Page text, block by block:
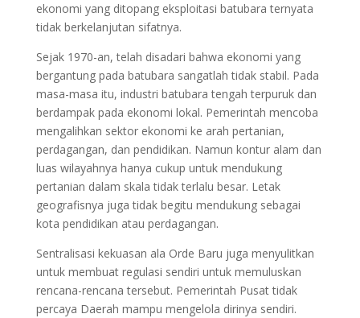
ekonomi yang ditopang eksploitasi batubara ternyata
tidak berkelanjutan sifatnya.
Sejak 1970-an, telah disadari bahwa ekonomi yang
bergantung pada batubara sangatlah tidak stabil. Pada
masa-masa itu, industri batubara tengah terpuruk dan
berdampak pada ekonomi lokal. Pemerintah mencoba
mengalihkan sektor ekonomi ke arah pertanian,
perdagangan, dan pendidikan. Namun kontur alam dan
luas wilayahnya hanya cukup untuk mendukung
pertanian dalam skala tidak terlalu besar. Letak
geografisnya juga tidak begitu mendukung sebagai
kota pendidikan atau perdagangan.
Sentralisasi kekuasan ala Orde Baru juga menyulitkan
untuk membuat regulasi sendiri untuk memuluskan
rencana-rencana tersebut. Pemerintah Pusat tidak
percaya Daerah mampu mengelola dirinya sendiri.